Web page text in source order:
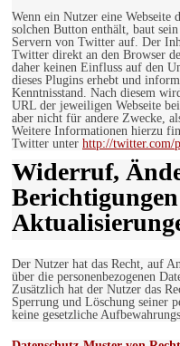
Wenn ein Nutzer eine Webseite
solchen Button enthält, baut
Servern von Twitter auf. Der
Twitter direkt an den Browser
daher keinen Einfluss auf den
dieses Plugins erhebt und
Kenntnisstand. Nach diesem
URL der jeweiligen Webseite
aber nicht für andere Zwecke,
Weitere Informationen hierzu
Twitter unter http://twitter.com/
Widerruf,
Der Nutzer hat das Recht, auf
über die personenbezogenen
Zusätzlich hat der Nutzer das
Sperrung und Löschung seiner
keine gesetzliche